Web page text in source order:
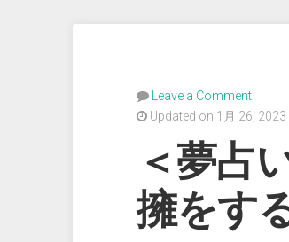
Leave a Comment
Updated on 1月 26, 2023
＜夢占
擁をす